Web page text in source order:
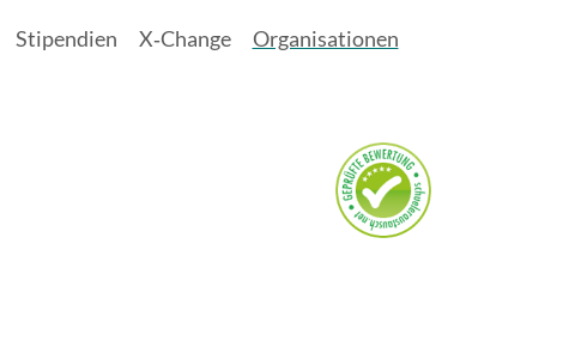
Stipendien X‑Change Organisationen